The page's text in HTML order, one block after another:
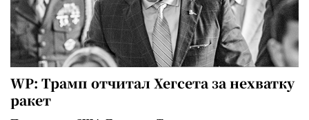
WP: Трамп отчитал Хегсета за нехватку
ракет